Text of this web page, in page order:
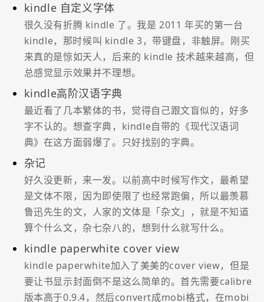
kindle 自定义字体
很久没有折腾 kindle 了。我是 2011 年买的第一台
kindle，那时候叫 kindle 3，带键盘，非触屏。刚买
来真的是惊如天人，后来的 kindle 技术越来越高，但
总感觉显示效果并不理想。
kindle高阶汉语字典
最近看了几本繁体的书，觉得自己跟文盲似的，好多
字不认的。想查字典，kindle自带的《现代汉语词
典》在这方面弱爆了。只好找别的字典。
杂记
好久没更新，来一发。以前高中时候写作文，最希望
是文体不限，因为即使限了也经常跑偏，所以最羡慕
鲁迅先生的文，人家的文体是「杂文」，就是不知道
算个什么文，杂七杂八的，想到什么就写什么。
kindle paperwhite cover view
kindle paperwhite加入了美美的cover view，但是
要让书显示封面倒不是这么简单的。首先需要calibre
版本高于0.9.4，然后convert成mobi格式，在mobi